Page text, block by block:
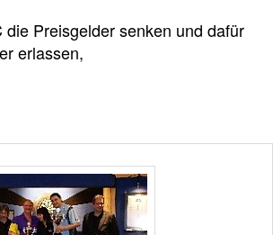
die Preisgelder senken und dafür
erlassen,